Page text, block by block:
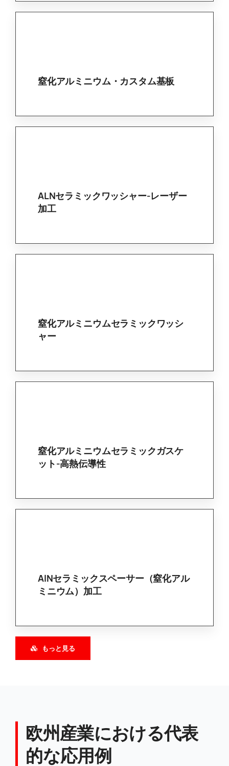
ALNセラミックワッシャー-レーザー
窒化アルミニウムセラミックワッシ
窒化アルミニウムセラミックガスケ
ミニウム）加工